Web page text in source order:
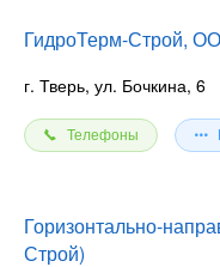
ГидроТерм-Строй,
г. Тверь, ул. Бочкина, 6
Телефоны
Горизонтально-
Строй)